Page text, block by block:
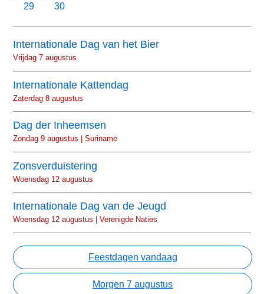
29
30
Internationale Dag van het Bier
Vrijdag 7 augustus
Internationale Kattendag
Zaterdag 8 augustus
Dag der Inheemsen
Zondag 9 augustus | Suriname
Zonsverduistering
Woensdag 12 augustus
Internationale Dag van de Jeugd
Woensdag 12 augustus | Verenigde Naties
Feestdagen vandaag
Morgen 7 augustus